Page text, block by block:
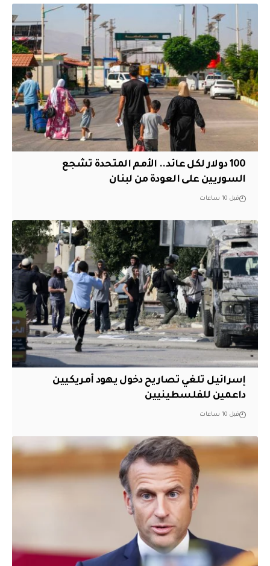
100 دولار لكل عائد.. الأمم المتحدة تشجع
السوريين على العودة من لبنان
قبل 10 ساعات
إسرائيل تلغي تصاريح دخول يهود أمريكيين
داعمين للفلسطينيين
قبل 10 ساعات